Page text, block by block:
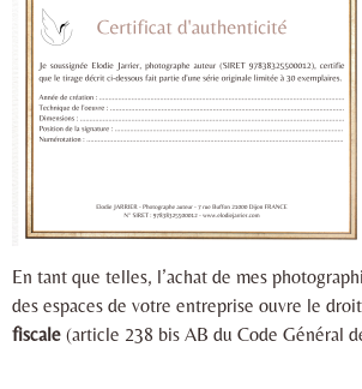
En tant que telles, l’achat de mes
des espaces de votre entreprise ouvre le
fiscale (article 238 bis AB du Code Général